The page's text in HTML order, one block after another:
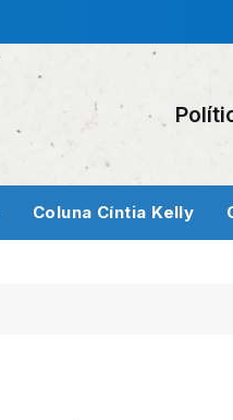
Coluna Cíntia Kelly